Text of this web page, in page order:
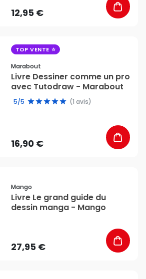
12,95 €
TOP VENTE
Marabout
Livre Dessiner comme un pro
avec Tutodraw - Marabout
5/5 (1 avis)
16,90 €
Mango
Livre Le grand guide du
dessin manga - Mango
27,95 €